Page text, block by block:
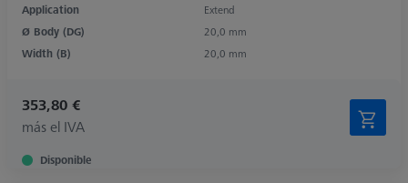
Application
Extend
Ø Body (DG)
20,0 mm
Width (B)
20,0 mm
353,80 €
más el IVA
Disponible